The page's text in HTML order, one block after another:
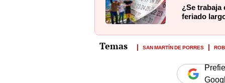
¿Se trabaja
feriado
SAN MARTÍN DE PORRES